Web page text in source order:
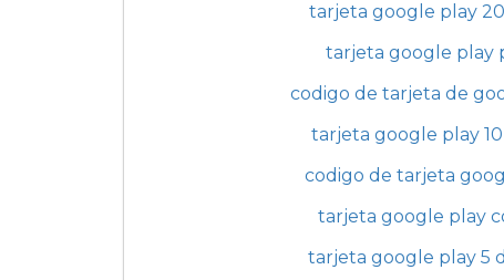
tarjeta google play
tarjeta google play
codigo de tarjeta de
tarjeta google play
codigo de tarjeta
tarjeta google play
tarjeta google play 5